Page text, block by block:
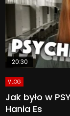
20:30
VLOG
Jak było w
Hania Es